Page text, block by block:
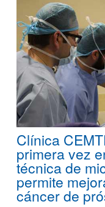
Clínica
primera vez
técnica de
permite
cáncer de